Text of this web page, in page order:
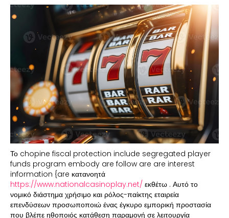
Το chopine fiscal protection include segregated player
funds program embody are follow are are interest
information {are κατανοητά
https://www.nationalcasinoplay.net/ εκθέτω . Αυτό το
νομικό διάστημα χρήσιμο και ρόλος-παίκτης εταιρεία
επενδύσεων προσωποποιώ ένας έγκυρο εμπορική προστασία
που βλέπε ηθοποιός κατάθεση παραμονή σε λειτουργία